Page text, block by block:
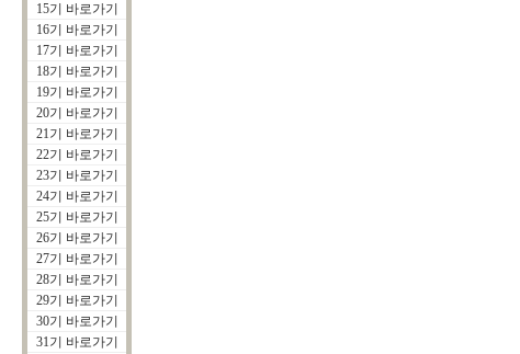
15기 바로가기
16기 바로가기
17기 바로가기
18기 바로가기
19기 바로가기
20기 바로가기
21기 바로가기
22기 바로가기
23기 바로가기
24기 바로가기
25기 바로가기
26기 바로가기
27기 바로가기
28기 바로가기
29기 바로가기
30기 바로가기
31기 바로가기